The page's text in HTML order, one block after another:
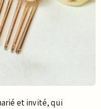
et invité, qui